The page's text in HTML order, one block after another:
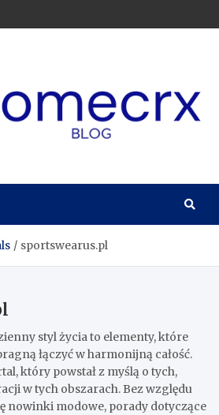
sportswearus.pl
styl życia to elementy, które
łączyć w harmonijną całość.
który powstał z myślą o tych,
w tych obszarach. Bez względu
nowinki modowe, porady dotyczące